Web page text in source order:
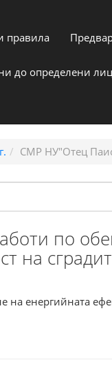
правила
до определени
СМР НУ"Отец
по
на
енергийната